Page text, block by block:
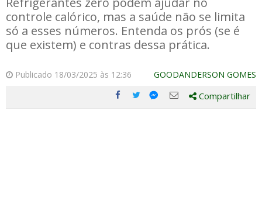
controle calórico, mas a saúde não se limita
só a esses números. Entenda os prós (se é
que existem) e contras dessa prática.
Publicado 18/03/2025 às 12:36 GOODANDERSON GOMES
Compartilhe
Compartilhe
Compartilhe
Compartilhe
Compartilhar